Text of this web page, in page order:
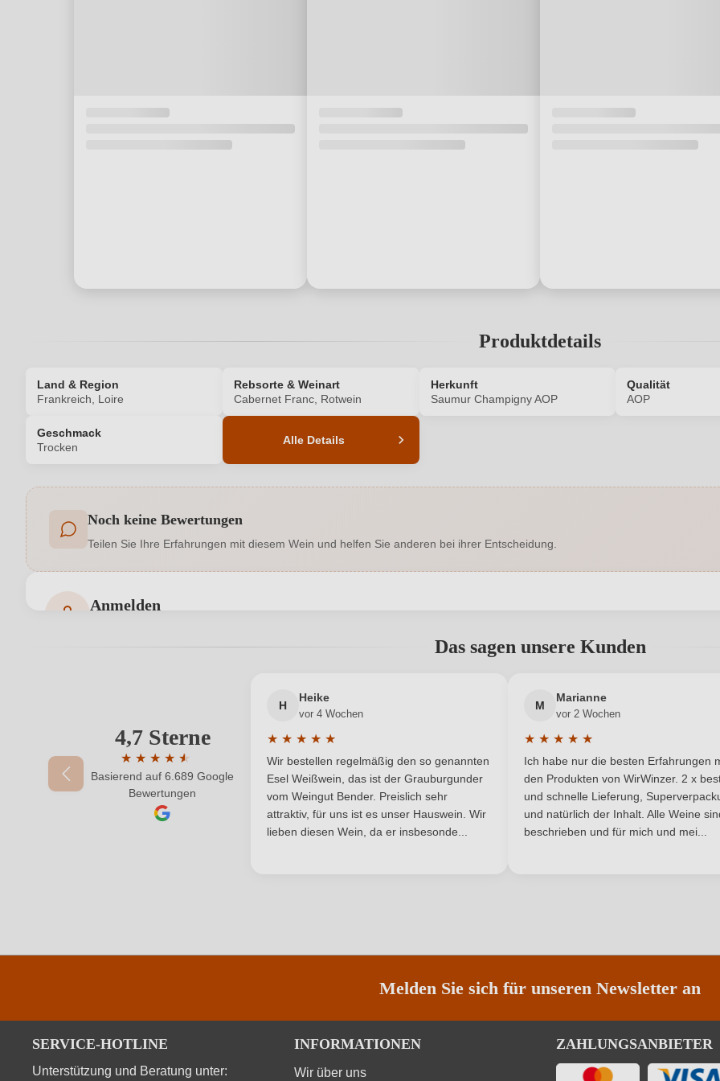
Produktdetails
Land & Region
Frankreich, Loire
Rebsorte & Weinart
Cabernet Franc, Rotwein
Herkunft
Saumur Champigny AOP
Qualität
AOP
Geschmack
Trocken
Alle Details
Allergene
Bio
Jahrgang
Passt zu
Qualität Rebsorte
Traubenfarbe
Noch keine Bewertungen
Teilen Sie Ihre Erfahrungen mit diesem Wein und helfen Sie anderen bei ihrer Entscheidung.
Anmelden
Ihre E-Mail-Adresse
Ihr Passwort
Das sagen unsere Kunden
4,7 Sterne
★ ★ ★ ★ ★
★
Durchschnittliche Bewertung von 4.7 von 5 Sternen
Basierend auf 6.689 Google
Bewertungen
H
Heike
vor 4 Wochen
★ ★ ★ ★ ★
Durchschnittliche Bewertung von 5 von 5 Sternen
Wir bestellen regelmäßig den so genannten
Esel Weißwein, das ist der Grauburgunder
vom Weingut Bender. Preislich sehr
attraktiv, für uns ist es unser Hauswein. Wir
lieben diesen Wein, da er insbesonde...
M
Marianne
vor 2 Wochen
★ ★ ★ ★ ★
Durchschnittliche Bewertung von
Ich habe nur die besten Erfahrungen
den Produkten von WirWinzer. 2 x
und schnelle Lieferung,
und natürlich der Inhalt. Alle Weine
beschrieben und für mich und mei...
Melden Sie sich für unseren Newsletter an
SERVICE-HOTLINE
Unterstützung und Beratung unter:
INFORMATIONEN
Wir über uns
ZAHLUNGSANBIETER